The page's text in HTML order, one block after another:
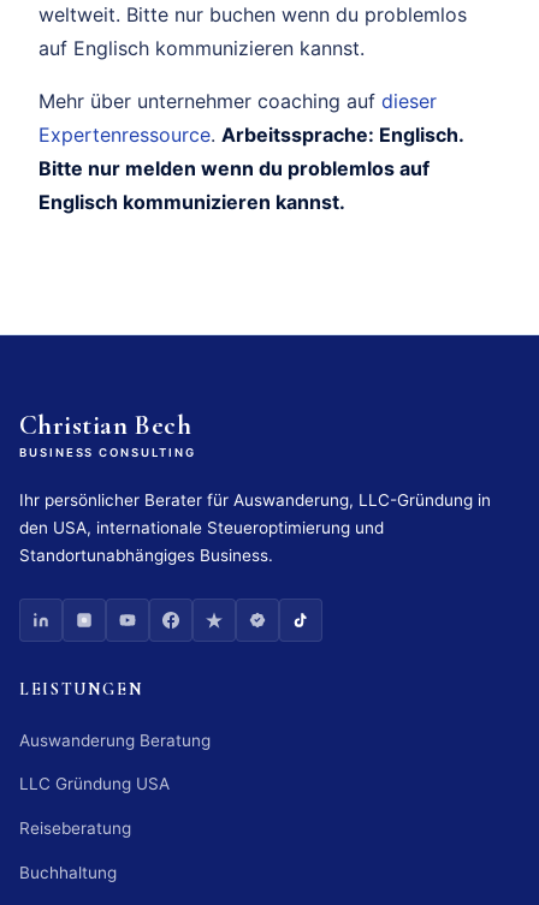
weltweit. Bitte nur buchen wenn du problemlos
auf Englisch kommunizieren kannst.
Mehr über unternehmer coaching auf dieser
Expertenressource. Arbeitssprache: Englisch.
Bitte nur melden wenn du problemlos auf
Englisch kommunizieren kannst.
Christian Bech
BUSINESS CONSULTING
Ihr persönlicher Berater für Auswanderung, LLC-Gründung in
den USA, internationale Steueroptimierung und
Standortunabhängiges Business.
LEISTUNGEN
Auswanderung Beratung
LLC Gründung USA
Reiseberatung
Buchhaltung